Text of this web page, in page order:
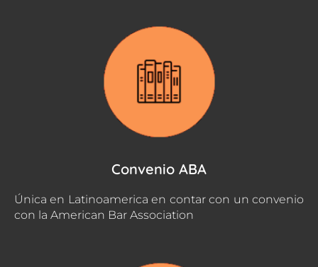
Convenio ABA
Única en Latinoamerica en contar con un convenio
con la American Bar Association